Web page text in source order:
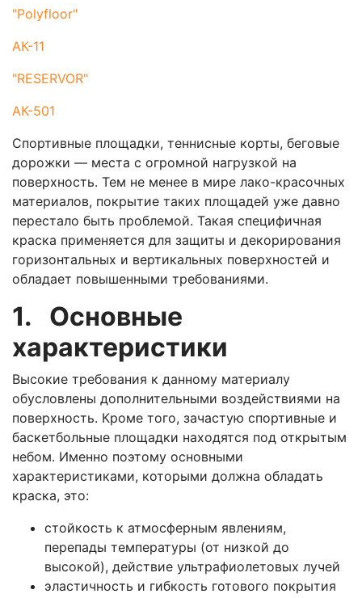
"Polyfloor"
АК-11
"RESERVOR"
АК-501
Спортивные площадки, теннисные корты, беговые
дорожки — места с огромной нагрузкой на
поверхность. Тем не менее в мире лако-красочных
материалов, покрытие таких площадей уже давно
перестало быть проблемой. Такая специфичная
краска применяется для защиты и декорирования
горизонтальных и вертикальных поверхностей и
обладает повышенными требованиями.
1. Основные
характеристики
Высокие требования к данному материалу
обусловлены дополнительными воздействиями на
поверхность. Кроме того, зачастую спортивные и
баскетбольные площадки находятся под открытым
небом. Именно поэтому основными
характеристиками, которыми должна обладать
краска, это:
стойкость к атмосферным явлениям,
перепады температуры (от низкой до
высокой), действие ультрафиолетовых лучей
эластичность и гибкость готового покрытия